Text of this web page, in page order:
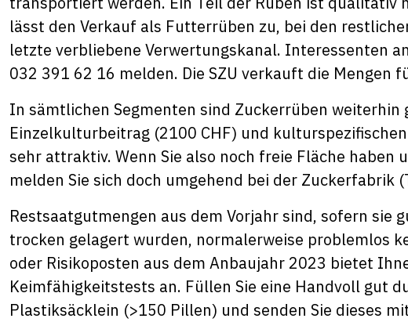
lässt den Verkauf als Futterrüben zu, bei den
letzte verbliebene Verwertungskanal. Interessenten
032 391 62 16 melden. Die SZU verkauft die Mengen
In sämtlichen Segmenten sind Zuckerrüben
Einzelkulturbeitrag (2100 CHF) und
sehr attraktiv. Wenn Sie also noch freie Fläche haben
melden Sie sich doch umgehend bei der Zuckerfabrik
Restsaatgutmengen aus dem Vorjahr sind, sofern sie
trocken gelagert wurden, normalerweise problemlos
oder Risikoposten aus dem Anbaujahr 2023 bietet
Keimfähigkeitstests an. Füllen Sie eine Handvoll gut
Plastiksäcklein (>150 Pillen) und senden Sie dieses